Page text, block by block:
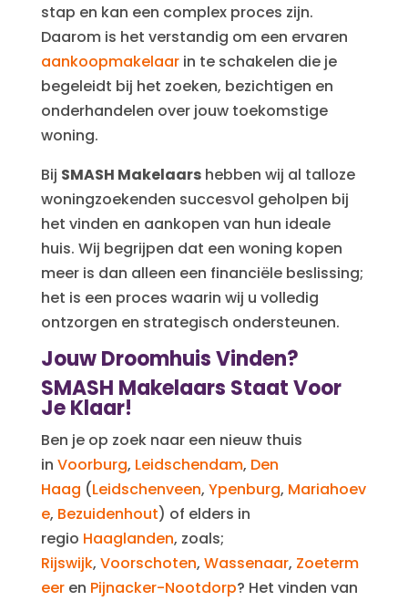
stap en kan een complex proces zijn.
Daarom is het verstandig om een ervaren
aankoopmakelaarin te schakelen die je
begeleidt bij het zoeken, bezichtigen en
onderhandelen over jouw toekomstige
woning.
Bij SMASH Makelaarshebben wij al talloze
woningzoekenden succesvol geholpen bij
het vinden en aankopen van hun ideale
huis. Wij begrijpen dat een woning kopen
meer is dan alleen een financiële beslissing;
het is een proces waarin wij u volledig
ontzorgen en strategisch ondersteunen.
Jouw Droomhuis Vinden?
SMASH Makelaars Staat Voor
Je Klaar!
Ben je op zoek naar een nieuw thuis
in Voorburg, Leidschendam, Den
Haag (Leidschenveen, Ypenburg, Mariahoev
e, Bezuidenhout) of elders in
regio Haaglanden, zoals;
Rijswijk, Voorschoten, Wassenaar, Zoeterm
eeren Pijnacker-Nootdorp? Het vinden van